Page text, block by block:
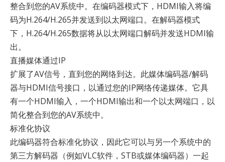
整合到您的AV系统中。在编码器模式下，HDMI输入将编
码为H.264/H.265并发送到以太网端口。在解码器模式
下，H.264/H.265数据将从以太网端口解码并发送HDMI输
出。
直播媒体通过IP
扩展了AV信号，直到您的网络到达。此媒体编码器/解码
器与HDMI信号接口，以通过您的IP网络传递媒体。它具
有一个HDMI输入，一个HDMI输出和一个以太网端口，以
简化整合到您的AV系统中。
标准化协议
此编码器符合标准化协议，因此它可以与另一个系统中的
第三方解码器（例如VLC软件，STB或媒体编码器）一起